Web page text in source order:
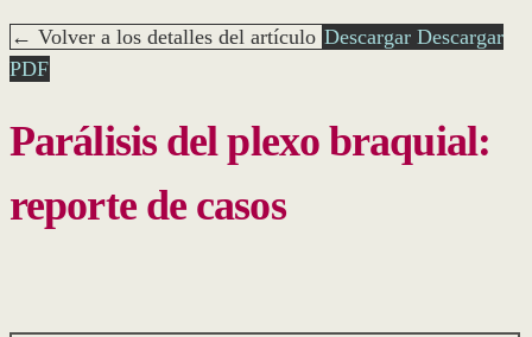
← Volver a los detalles del artículo Descargar Descargar
PDF
Parálisis del plexo braquial:
reporte de casos